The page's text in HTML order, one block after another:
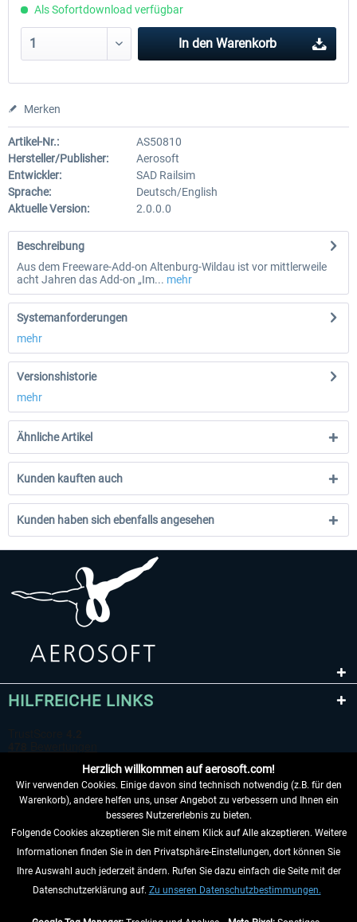
Als Sofortdownload verfügbar
In den Warenkorb
Merken
Artikel-Nr.:
AS50810
Hersteller/Publisher:
Aerosoft
Entwickler:
SAD Railsim
Sprache:
Deutsch/English
Aktuelle Version:
2.0.0.0
Beschreibung
Aus dem Freeware-Add-on Altenburg-Wildau ist vor mittlerweile
acht Jahren das Add-on „Im... mehr
Systemanforderungen
mehr
Versionshistorie
mehr
Ähnliche Artikel
Kunden kauften auch
Kunden haben sich ebenfalls angesehen
HILFREICHE LINKS
VERTRAG WIDERRUFEN
INFORMATIONEN
Herzlich willkommen auf aerosoft.com!
Wir verwenden Cookies. Einige davon sind technisch notwendig (z.B. für den
Warenkorb), andere helfen uns, unser Angebot zu verbessern und Ihnen ein
besseres Nutzererlebnis zu bieten.
Folgende Cookies akzeptieren Sie mit einem Klick auf Alle akzeptieren. Weitere
Informationen finden Sie in den Privatsphäre-Einstellungen, dort können Sie
Ihre Auswahl auch jederzeit ändern. Rufen Sie dazu einfach die Seite mit der
Datenschutzerklärung auf. Zu unseren Datenschutzbestimmungen.